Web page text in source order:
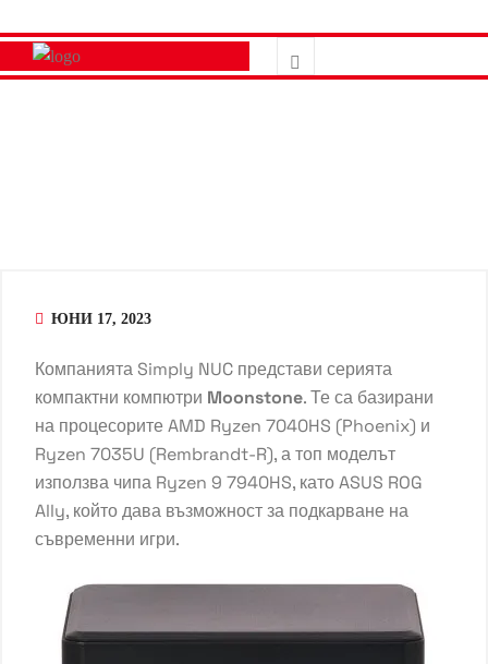
ЮНИ 17, 2023
Компанията Simply NUC представи серията
компактни компютри Moonstone. Те са базирани
на процесорите AMD Ryzen 7040HS (Phoenix) и
Ryzen 7035U (Rembrandt-R), а топ моделът
използва чипа Ryzen 9 7940HS, като ASUS ROG
Ally, който дава възможност за подкарване на
съвременни игри.